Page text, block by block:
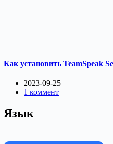
Как установить TeamSpeak
2023-09-25
1 коммент
Язык